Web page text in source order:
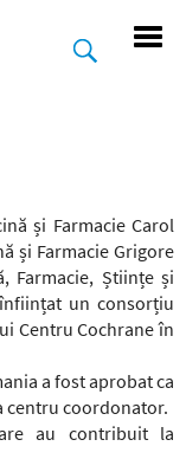
și Farmacie Carol
și Farmacie Grigore
Farmacie, Științe și
un consorțiu
Centru Cochrane în
a fost aprobat ca
centru coordonator.
au contribuit la